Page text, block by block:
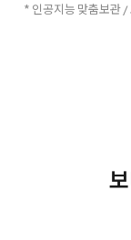
* 인공지능 맞춤보관